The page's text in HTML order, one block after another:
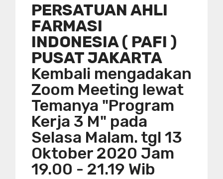
PERSATUAN AHLI
FARMASI
INDONESIA ( PAFI )
PUSAT JAKARTA
Kembali mengadakan
Zoom Meeting lewat
Temanya "Program
Kerja 3 M" pada
Selasa Malam. tgl 13
Oktober 2020 Jam
19.00 - 21.19 Wib